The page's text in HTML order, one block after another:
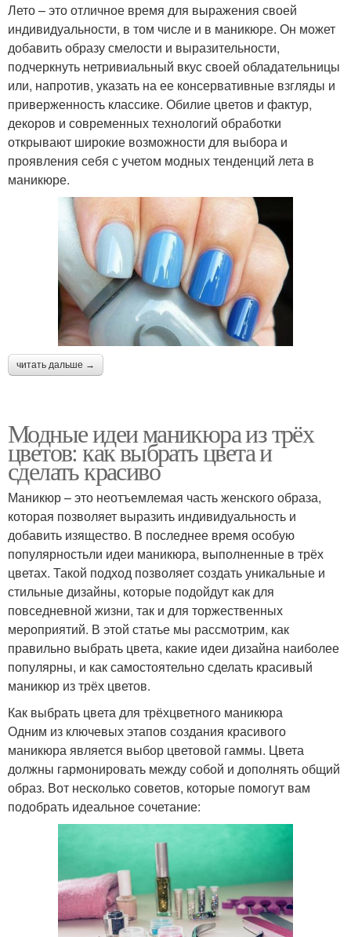
Лето – это отличное время для выражения своей
индивидуальности, в том числе и в маникюре. Он может
добавить образу смелости и выразительности,
подчеркнуть нетривиальный вкус своей обладательницы
или, напротив, указать на ее консервативные взгляды и
приверженность классике. Обилие цветов и фактур,
декоров и современных технологий обработки
открывают широкие возможности для выбора и
проявления себя с учетом модных тенденций лета в
маникюре.
читать дальше →
Модные идеи маникюра из трёх
цветов: как выбрать цвета и
сделать красиво
Маникюр – это неотъемлемая часть женского образа,
которая позволяет выразить индивидуальность и
добавить изящество. В последнее время особую
популярностьли идеи маникюра, выполненные в трёх
цветах. Такой подход позволяет создать уникальные и
стильные дизайны, которые подойдут как для
повседневной жизни, так и для торжественных
мероприятий. В этой статье мы рассмотрим, как
правильно выбрать цвета, какие идеи дизайна наиболее
популярны, и как самостоятельно сделать красивый
маникюр из трёх цветов.
Как выбрать цвета для трёхцветного маникюра
Одним из ключевых этапов создания красивого
маникюра является выбор цветовой гаммы. Цвета
должны гармонировать между собой и дополнять общий
образ. Вот несколько советов, которые помогут вам
подобрать идеальное сочетание: